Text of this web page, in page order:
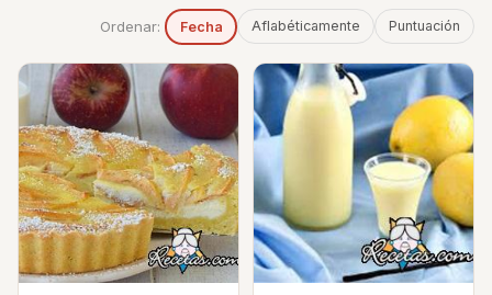
Ordenar: Fecha Aflabéticamente Puntuación